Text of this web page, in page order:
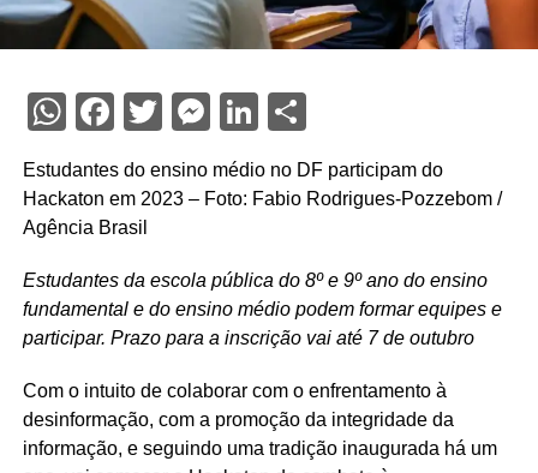
WhatsApp
Facebook
Twitter
Messenger
LinkedIn
Share
Estudantes do ensino médio no DF participam do
Hackaton em 2023 – Foto: Fabio Rodrigues-Pozzebom /
Agência Brasil
Estudantes da escola pública do 8º e 9º ano do ensino
fundamental e do ensino médio podem formar equipes e
participar. Prazo para a inscrição vai até 7 de outubro
Com o intuito de colaborar com o enfrentamento à
desinformação, com a promoção da integridade da
informação, e seguindo uma tradição inaugurada há um